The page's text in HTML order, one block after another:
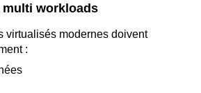
multi workloads
virtualisés modernes doivent
: